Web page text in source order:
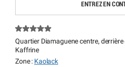
ENTREZ EN
Quartier Diamaguene centre,
Kaffrine
Zone : Kaolack